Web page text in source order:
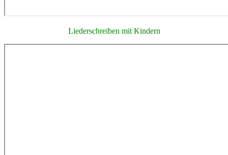
Liederschreiben mit Kindern